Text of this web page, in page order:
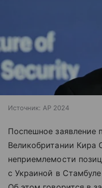
Источник: AP 2024
Поспешное заявление
Великобритании Кира
неприемлемости
с Украиной в